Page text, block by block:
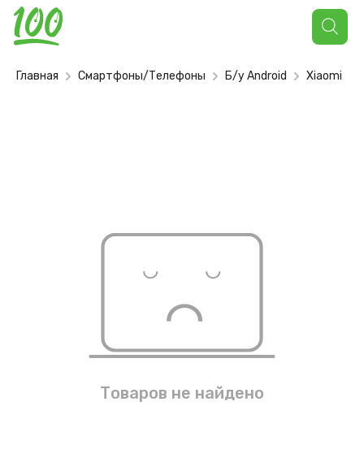
Поиск
товаров
Главная Смартфоны/Телефоны Б/у Android Xiaomi
Товаров не найдено